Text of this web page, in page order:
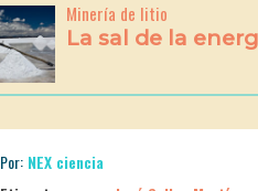
Minería de litio
La sal de la
Por: NEX ciencia